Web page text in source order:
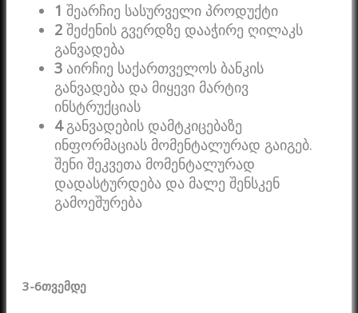
1 შეარჩიე სასურველი პროდუქტი
2 შეძენის გვერდზე დააჭირე ღილაკს
განვადება
3 აირჩიე საქართველოს ბანკის
განვადება და მიყევი მარტივ
ინსტრუქციას
4განვადების დამტკიცებაზე
ინფორმაციას მომენტალურად გაიგებ.
შენი შეკვეთა მომენტალურად
დადასტურდება და მალე შენსკენ
გამოეშურება
3-6თვემდე